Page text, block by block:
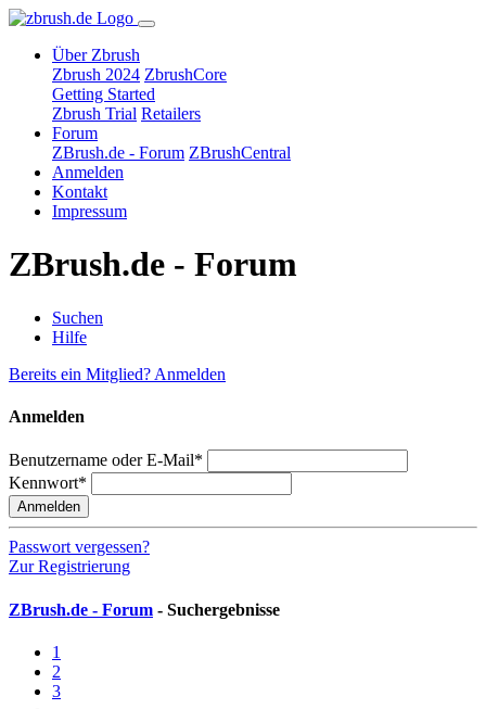
Über Zbrush
Zbrush 2024 ZbrushCore
Getting Started
Zbrush Trial Retailers
Forum
ZBrush.de - Forum ZBrushCentral
Anmelden
Kontakt
Impressum
ZBrush.de - Forum
Suchen
Hilfe
Bereits ein Mitglied? Anmelden
Anmelden
Benutzername oder E-Mail*
Kennwort*
Anmelden
Passwort vergessen?
Zur Registrierung
ZBrush.de - Forum - Suchergebnisse
1
2
3